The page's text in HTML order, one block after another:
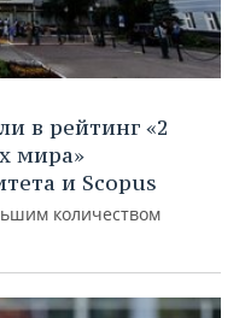
в рейтинг «2
мира»
и Scopus
количеством